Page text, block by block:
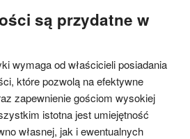
są przydatne w
wymaga od właścicieli posiadania
które pozwolą na efektywne
zapewnienie gościom wysokiej
istotna jest umiejętność
własnej, jak i ewentualnych